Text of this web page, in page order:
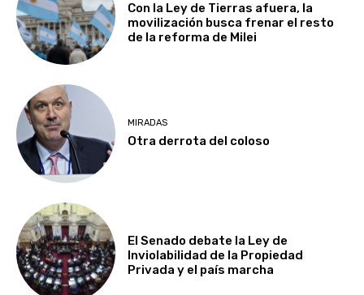
Con la Ley de Tierras afuera, la
movilización busca frenar el resto
de la reforma de Milei
MIRADAS
Otra derrota del coloso
El Senado debate la Ley de
Inviolabilidad de la Propiedad
Privada y el país marcha